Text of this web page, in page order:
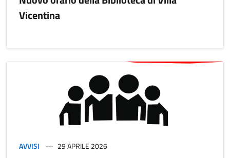
Vicentina
AVVISI 29 APRILE 2026